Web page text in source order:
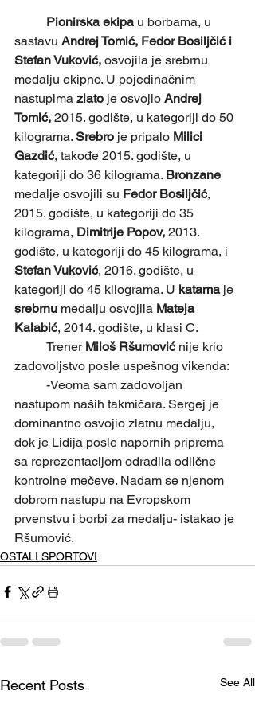
Pionirska ekipa u borbama, u
sastavu Andrej Tomić, Fedor Bosiljčić i
Stefan Vuković, osvojila je srebrnu
medalju ekipno. U pojedinačnim
nastupima zlato je osvojio Andrej
Tomić, 2015. godište, u kategoriji do 50
kilograma. Srebro je pripalo Milici
Gazdić, takođe 2015. godište, u
kategoriji do 36 kilograma. Bronzane
medalje osvojili su Fedor Bosiljčić,
2015. godište, u kategoriji do 35
kilograma, Dimitrije Popov, 2013.
godište, u kategoriji do 45 kilograma, i
Stefan Vuković, 2016. godište, u
kategoriji do 45 kilograma. U katama je
srebrnu medalju osvojila Mateja
Kalabić, 2014. godište, u klasi C.
	Trener
Miloš Ršumović nije krio
zadovoljstvo posle uspešnog vikenda:
nastupom naših takmičara. Sergej je
dominantno osvojio zlatnu medalju,
dok je Lidija posle napornih priprema
sa reprezentacijom odradila odlične
kontrolne mečeve. Nadam se njenom
dobrom nastupu na Evropskom
prvenstvu i borbi za medalju- istakao je
Ršumović.
OSTALI SPORTOVI
Recent Posts See All